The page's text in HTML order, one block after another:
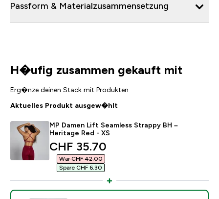
Passform & Materialzusammensetzung
H�ufig zusammen gekauft mit
Erg�nze deinen Stack mit Produkten
Aktuelles Produkt ausgew�hlt
MP Damen Lift Seamless Strappy BH –
Heritage Red - XS
discounted price
CHF 35.70‎
War CHF 42.00‎
Spare CHF 6.30‎